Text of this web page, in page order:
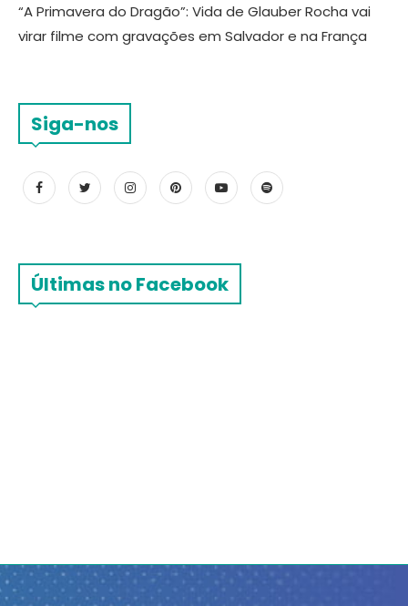
“A Primavera do Dragão”: Vida de Glauber Rocha vai
virar filme com gravações em Salvador e na França
Siga-nos
Últimas no Facebook